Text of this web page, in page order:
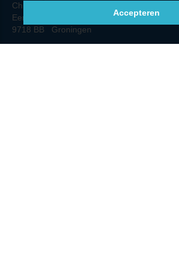
Accepteren
Chiropractie Groningen
Eendrachtskade NZ 23
9718 BB
Groningen